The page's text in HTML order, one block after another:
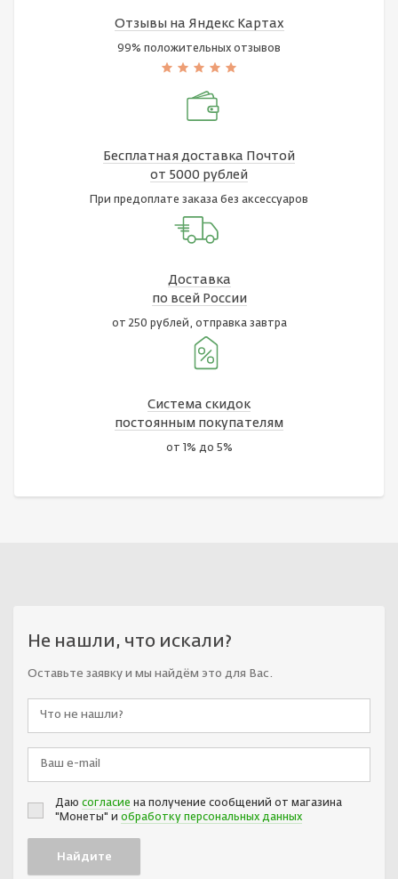
Отзывы на Яндекс Картах
99% положительных отзывов
Бесплатная доставка Почтой
от 5000 рублей
При предоплате заказа без аксессуаров
Доставка
по всей России
от 250 рублей, отправка завтра
Система скидок
постоянным покупателям
от 1% до 5%
Не нашли, что искали?
Оставьте заявку и мы найдём это для Вас.
Даю согласие на получение сообщений от магазина
"Монеты" и обработку персональных данных